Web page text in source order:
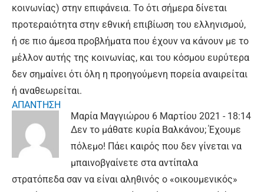
κοινωνίας) στην επιφάνεια. Το ότι σήμερα δίνεται
προτεραιότητα στην εθνική επιβίωση του ελληνισμού,
ή σε πιο άμεσα προβλήματα που έχουν να κάνουν με το
μέλλον αυτής της κοινωνίας, και του κόσμου ευρύτερα
δεν σημαίνει ότι όλη η προηγούμενη πορεία αναιρείται
ή αναθεωρείται.
ΑΠΑΝΤΗΣΗ
Μαρία Μαγγιώρου 6 Μαρτίου 2021 - 18:14
Δεν το μάθατε κυρία Βαλκάνου; Έχουμε
πόλεμο! Πάει καιρός που δεν γίνεται να
μπαινοβγαίνετε στα αντίπαλα
στρατόπεδα σαν να είναι αληθινός ο «οικουμενικός»